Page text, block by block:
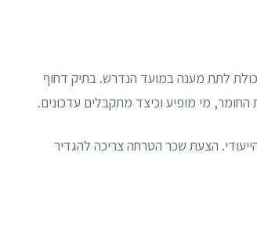
לתת מענה במועד הנדרש. בתיק דחוף
מי מופיע וכיצד מתקבלים עדכונים.
הצעת שכר הטרחה צריכה להגדיר